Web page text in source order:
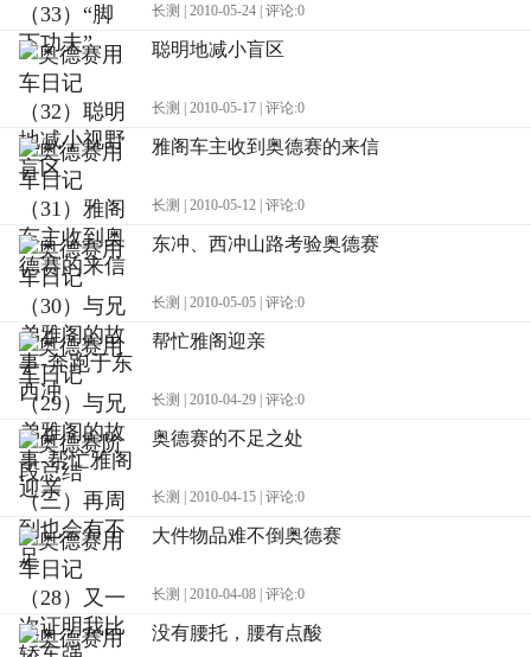
长测 | 2010-05-24 | 评论:0
聪明地减小盲区
长测 | 2010-05-17 | 评论:0
雅阁车主收到奥德赛的来信
长测 | 2010-05-12 | 评论:0
东冲、西冲山路考验奥德赛
长测 | 2010-05-05 | 评论:0
帮忙雅阁迎亲
长测 | 2010-04-29 | 评论:0
奥德赛的不足之处
长测 | 2010-04-15 | 评论:0
大件物品难不倒奥德赛
长测 | 2010-04-08 | 评论:0
没有腰托，腰有点酸